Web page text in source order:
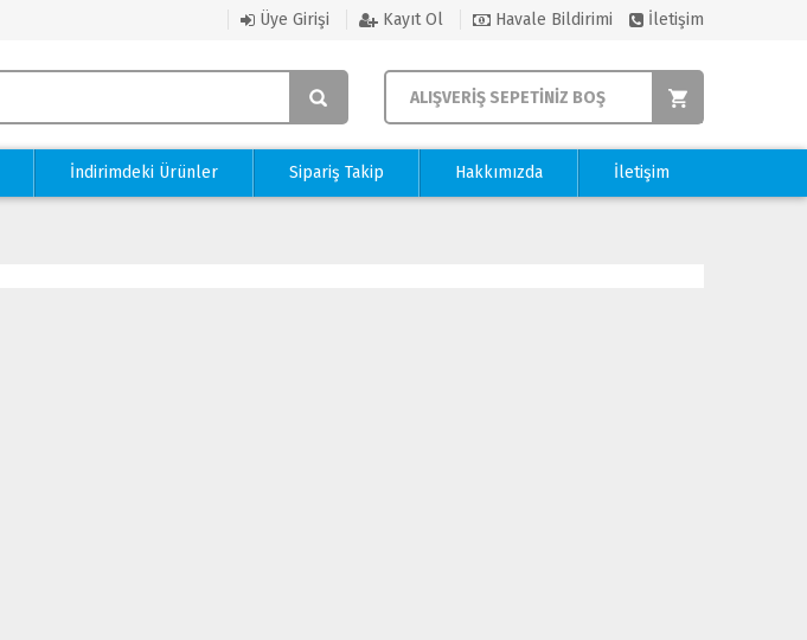
Üye Girişi Kayıt Ol Havale Bildirimi İletişim
ALIŞVERİŞ SEPETİNİZ BOŞ
İndirimdeki Ürünler Sipariş Takip Hakkımızda İletişim